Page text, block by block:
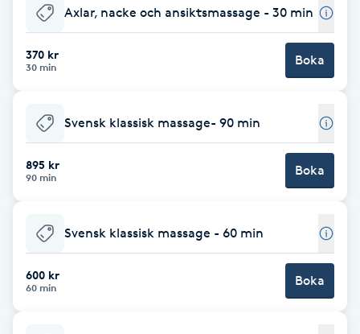
Babylights
Balayage
Bambumassage
Barber
Barnklippning
BIAB
Axlar, nacke och ansiktsmassage - 30 min
370 kr
30 min Boka
Svensk klassisk massage- 90 min
895 kr
90 min Boka
Svensk klassisk massage - 60 min
600 kr
60 min Boka